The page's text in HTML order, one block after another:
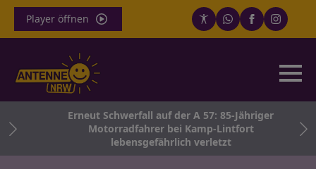
Player öffnen
Erneut Schwerfall auf der A 57: 85-Jähriger
Motorradfahrer bei Kamp-Lintfort
lebensgefährlich verletzt